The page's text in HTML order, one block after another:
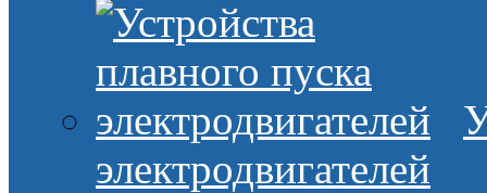
электродвигателей